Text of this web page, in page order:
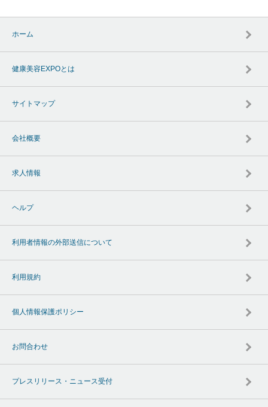
ホーム
健康美容EXPOとは
サイトマップ
会社概要
求人情報
ヘルプ
利用者情報の外部送信について
利用規約
個人情報保護ポリシー
お問合わせ
プレスリリース・ニュース受付